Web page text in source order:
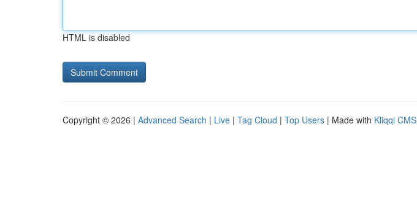
HTML is disabled
Copyright © 2026 | Advanced Search | Live | Tag Cloud | Top Users | Made with Kliqqi CMS